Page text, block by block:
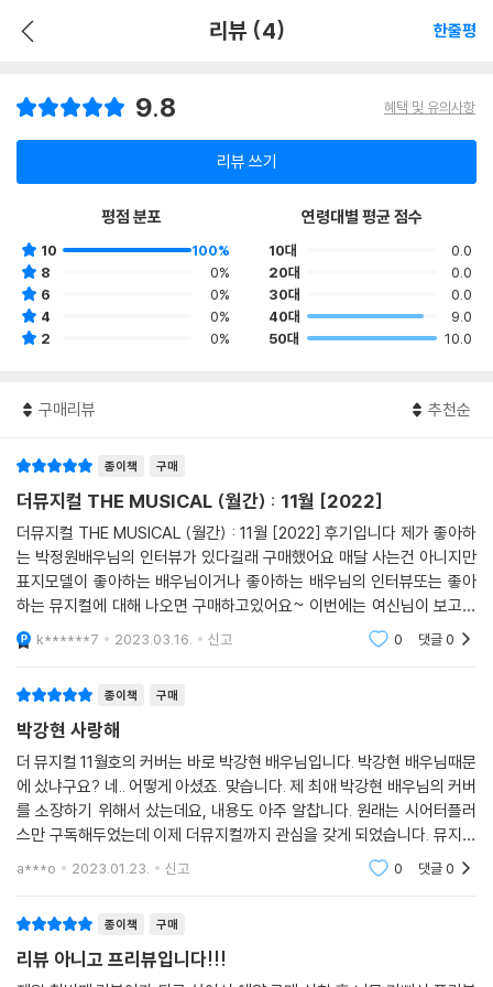
리뷰 (4) 한줄평
9.8 혜택 및 유의사항
리뷰 쓰기
평점 분포
10
100%
8
0%
6
0%
4
0%
2
0%
연령대별 평균 점수
10대
0.0
20대
0.0
30대
0.0
40대
9.0
50대
10.0
구매리뷰 추천순
종이책 구매
더뮤지컬 THE MUSICAL (월간) : 11월 [2022]
더뮤지컬 THE MUSICAL (월간) : 11월 [2022] 후기입니다 제가 좋아하
는 박정원배우님의 인터뷰가 있다길래 구매했어요 매달 사는건 아니지만
표지모델이 좋아하는 배우님이거나 좋아하는 배우님의 인터뷰또는 좋아
하는 뮤지컬에 대해 나오면 구매하고있어요~ 이번에는 여신님이 보고계
셔와 박정원 배우님덕분에 구매했어요 인터뷰도 알차고 사진이 참 이쁘네
요~ 다시 돌아와줘서 감사해요
k******7 2023.03.16. 신고 0 댓글0
종이책 구매
박강현 사랑해
더 뮤지컬 11월호의 커버는 바로 박강현 배우님입니다. 박강현 배우님때문
에 샀냐구요? 네.. 어떻게 아셨죠. 맞습니다. 제 최애 박강현 배우님의 커버
를 소장하기 위해서 샀는데요, 내용도 아주 알찹니다. 원래는 시어터플러
스만 구독해두었는데 이제 더뮤지컬까지 관심을 갖게 되었습니다. 뮤지컬
계의 이모저모와 새로 막을 올린 극들의 비하인드 스토리를 들으니 관심이
a***o 2023.01.23. 신고 0 댓글0
종이책 구매
리뷰 아니고 프리뷰입니다!!!